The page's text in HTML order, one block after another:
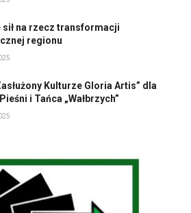
sił na rzecz transformacji
regionu
Kulturze Gloria Artis” dla
i Tańca „Wałbrzych”